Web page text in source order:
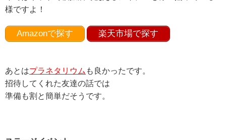
様ですよ！
Amazonで探す 楽天市場で探す
あとはプラネタリウム も良かったです。
招待してくれた友達の話では
準備も割と簡単だそうです。